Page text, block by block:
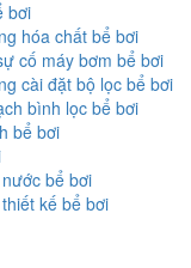
bơi
hóa chất bể bơi
cố máy bơm bể bơi
cài đặt bộ lọc bể bơi
bình lọc bể bơi
bể bơi
bể bơi
kế bể bơi